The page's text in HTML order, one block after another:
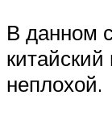
В данном
неплохой.